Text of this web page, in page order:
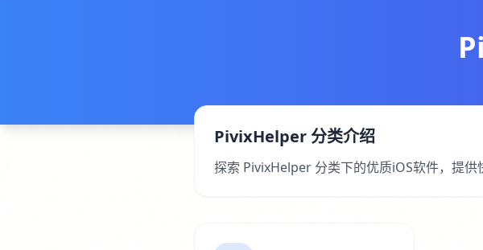
PivixHelper 分类介绍
探索 PivixHelper 分类下的优质iOS软件，提